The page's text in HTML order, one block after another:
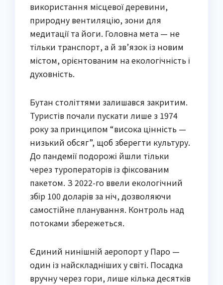
використання місцевої деревини,
природну вентиляцію, зони для
медитації та йоги. Головна мета — не
тільки транспорт, а й зв’язок із новим
містом, орієнтованим на екологічність і
духовність.
Бутан століттями залишався закритим.
Туристів почали пускати лише з 1974
року за принципом “висока цінність —
низький обсяг”, щоб зберегти культуру.
До пандемії подорожі йшли тільки
через туроператорів із фіксованим
пакетом. З 2022-го ввели екологічний
збір 100 доларів за ніч, дозволяючи
самостійне планування. Контроль над
потоками збережеться.
Єдиний нинішній аеропорт у Паро —
один із найскладніших у світі. Посадка
вручну через гори, лише кілька десятків